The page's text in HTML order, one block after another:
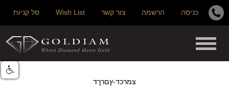
כניסה הרשמה צור קשר Wish List סל קניות
צמרכד-ץםרךד